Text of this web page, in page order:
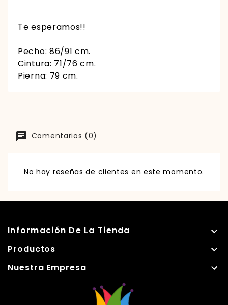
Te esperamos!!
Pecho: 86/91 cm.
Cintura: 71/76 cm.
Pierna: 79 cm.
Comentarios (0)
No hay reseñas de clientes en este momento.
Información De La Tienda 
Productos 
Nuestra Empresa 